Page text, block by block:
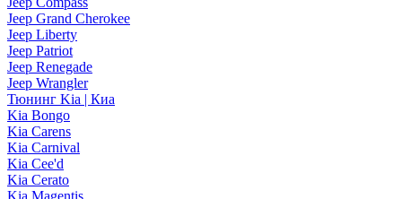
Jeep Grand Cherokee
Jeep Liberty
Jeep Patriot
Jeep Renegade
Jeep Wrangler
Тюнинг Kia | Киа
Kia Bongo
Kia Carens
Kia Carnival
Kia Cee'd
Kia Cerato
Kia Magentis